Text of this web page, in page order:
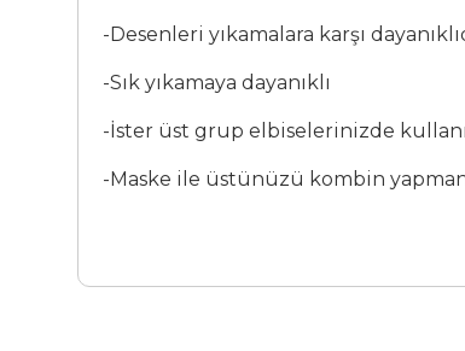
-Desenleri yıkamalara karşı
-Sık yıkamaya dayanıklı
-İster üst grup elbiselerinizde
-Maske ile üstünüzü kombin